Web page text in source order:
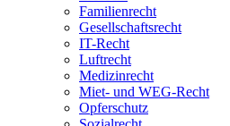
Familienrecht
Gesellschaftsrecht
IT-Recht
Luftrecht
Medizinrecht
Miet- und WEG-Recht
Opferschutz